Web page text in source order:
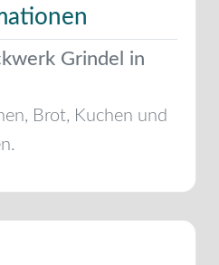
Grindel in
Brot, Kuchen und